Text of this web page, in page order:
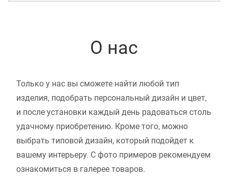
О нас
Только у нас вы сможете найти любой тип
изделия, подобрать персональный дизайн и цвет,
и после установки каждый день радоваться столь
удачному приобретению. Кроме того, можно
выбрать типовой дизайн, который подойдет к
вашему интерьеру. С фото примеров рекомендуем
ознакомиться в галерее товаров.